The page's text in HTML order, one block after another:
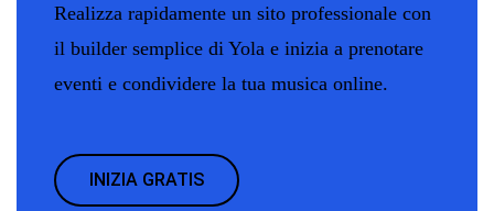
Realizza rapidamente un sito professionale con
il builder semplice di Yola e inizia a prenotare
eventi e condividere la tua musica online.
INIZIA GRATIS